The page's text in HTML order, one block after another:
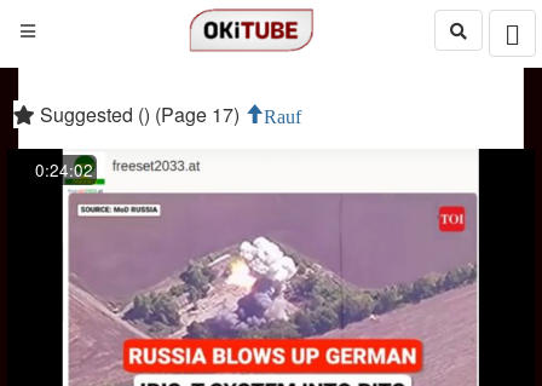
Suggested () (Page 17) Rauf
0:24:02